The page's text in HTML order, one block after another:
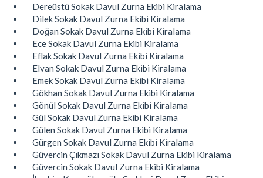
Dereüstü Sokak Davul Zurna Ekibi Kiralama
Dilek Sokak Davul Zurna Ekibi Kiralama
Doğan Sokak Davul Zurna Ekibi Kiralama
Ece Sokak Davul Zurna Ekibi Kiralama
Eflak Sokak Davul Zurna Ekibi Kiralama
Elvan Sokak Davul Zurna Ekibi Kiralama
Emek Sokak Davul Zurna Ekibi Kiralama
Gökhan Sokak Davul Zurna Ekibi Kiralama
Gönül Sokak Davul Zurna Ekibi Kiralama
Gül Sokak Davul Zurna Ekibi Kiralama
Gülen Sokak Davul Zurna Ekibi Kiralama
Gürgen Sokak Davul Zurna Ekibi Kiralama
Güvercin Çıkmazı Sokak Davul Zurna Ekibi Kiralama
Güvercin Sokak Davul Zurna Ekibi Kiralama